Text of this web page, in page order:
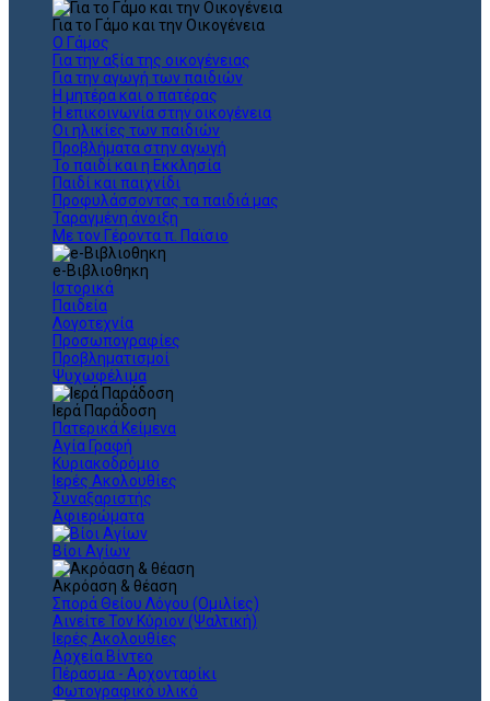
Για το Γάμο και την Οικογένεια
Ο Γάμος
Για την αξία της οικογένειας
Για την αγωγή των παιδιών
Η μητέρα και ο πατέρας
Η επικοινωνία στην οικογένεια
Οι ηλικίες των παιδιών
Προβλήματα στην αγωγή
Το παιδί και η Εκκλησία
Παιδί και παιχνίδι
Προφυλάσσοντας τα παιδιά μας
Ταραγμένη άνοιξη
Με τον Γέροντα π. Παϊσιο
e-Βιβλιοθηκη
Ιστορικά
Παιδεία
Λογοτεχνία
Προσωπογραφίες
Προβληματισμοί
Ψυχωφέλιμα
Ιερά Παράδοση
Πατερικά Κείμενα
Αγία Γραφή
Κυριακοδρόμιο
Ιερές Ακολουθίες
Συναξαριστής
Αφιερώματα
Βίοι Αγίων
Ακρόαση & θέαση
Σπορά Θείου Λόγου (Ομιλίες)
Αινείτε Τον Κύριον (Ψαλτική)
Ιερές Ακολουθίες
Αρχεία Βίντεο
Πέρασμα - Αρχονταρίκι
Φωτογραφικό υλικό